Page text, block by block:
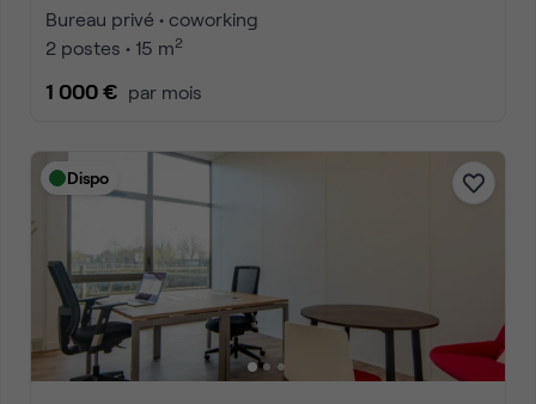
Bureau privé • coworking
2 postes • 15 m2
1 000 € par mois
Dispo